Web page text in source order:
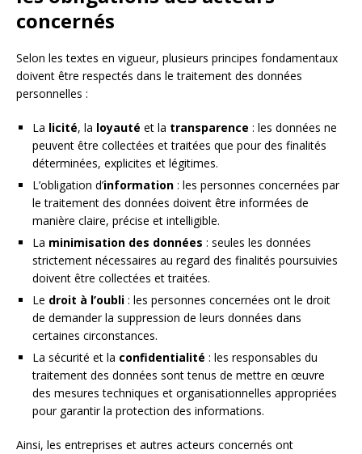
concernés
Selon les textes en vigueur, plusieurs principes fondamentaux
doivent être respectés dans le traitement des données
personnelles :
La licité, la loyauté et la transparence : les données ne
peuvent être collectées et traitées que pour des finalités
déterminées, explicites et légitimes.
L’obligation d’information : les personnes concernées par
le traitement des données doivent être informées de
manière claire, précise et intelligible.
La minimisation des données : seules les données
strictement nécessaires au regard des finalités poursuivies
doivent être collectées et traitées.
Le droit à l’oubli : les personnes concernées ont le droit
de demander la suppression de leurs données dans
certaines circonstances.
La sécurité et la confidentialité : les responsables du
traitement des données sont tenus de mettre en œuvre
des mesures techniques et organisationnelles appropriées
pour garantir la protection des informations.
Ainsi, les entreprises et autres acteurs concernés ont